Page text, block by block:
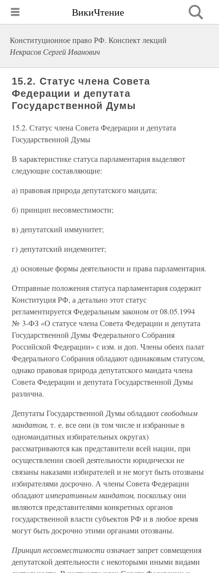
ВикиЧтение
Конституционное право РФ. Конспект лекций
Некрасов Сергей Иванович
15.2. Статус члена Совета
Федерации и депутата
Государственной Думы
15.2. Статус члена Совета Федерации и депутата
Государственной Думы
В характеристике статуса парламентария выделяют
следующие составляющие:
а) правовая природа депутатского мандата;
б) принцип несовместимости;
в) депутатский иммунитет;
г) депутатский индемнитет;
д) основные формы деятельности и права парламентария.
Отправные положения статуса парламентария содержит
Конституция РФ, а детально этот статус
регламентируется Федеральным законом от 08.05.1994
№ 3-ФЗ «О статусе члена Совета Федерации и депутата
Государственной Думы Федерального Собрания
Российской Федерации» с изм. и доп. Члены обеих палат
Федерального Собрания обладают одинаковым статусом,
однако правовая природа депутатского мандата члена
Совета Федерации и депутата Государственной Думы
различна.
Депутаты Государственной Думы обладаютсвободным
мандатом, т. е. все они (в том числе и избранные в
одномандатных избирательных округах)
рассматриваются как представители всей нации, при
осуществлении своей деятельности юридически не
связаны наказами избирателей и не могут быть отозваны
избирателями досрочно. А члены Совета Федерации
обладаютимперативным мандатом, поскольку они
являются представителями конкретных органов
государственной власти субъектов РФ и в любое время
могут быть досрочно этими органами отозваны.
Принцип несовместимостиозначает запрет совмещения
депутатской деятельности с некоторыми иными видами